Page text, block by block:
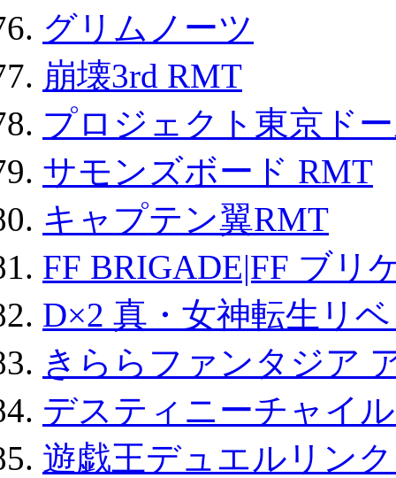
グリムノーツ
崩壊3rd RMT
プロジェクト東京ド
サモンズボード RMT
キャプテン翼RMT
FF BRIGADE|FF ブリ
D×2 真・女神転生リ
きららファンタジア
デスティニーチャイ
遊戯王デュエルリン